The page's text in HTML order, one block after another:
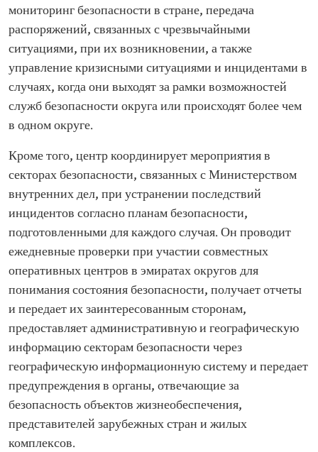
мониторинг безопасности в стране, передача
распоряжений, связанных с чрезвычайными
ситуациями, при их возникновении, а также
управление кризисными ситуациями и инцидентами в
случаях, когда они выходят за рамки возможностей
служб безопасности округа или происходят более чем
в одном округе.
Кроме того, центр координирует мероприятия в
секторах безопасности, связанных с Министерством
внутренних дел, при устранении последствий
инцидентов согласно планам безопасности,
подготовленными для каждого случая. Он проводит
ежедневные проверки при участии совместных
оперативных центров в эмиратах округов для
понимания состояния безопасности, получает отчеты
и передает их заинтересованным сторонам,
предоставляет административную и географическую
информацию секторам безопасности через
географическую информационную систему и передает
предупреждения в органы, отвечающие за
безопасность объектов жизнеобеспечения,
представителей зарубежных стран и жилых
комплексов.